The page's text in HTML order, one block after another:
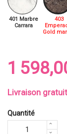
401 Marbre
Carrara
403
Gold
1
Livraison
Quantité